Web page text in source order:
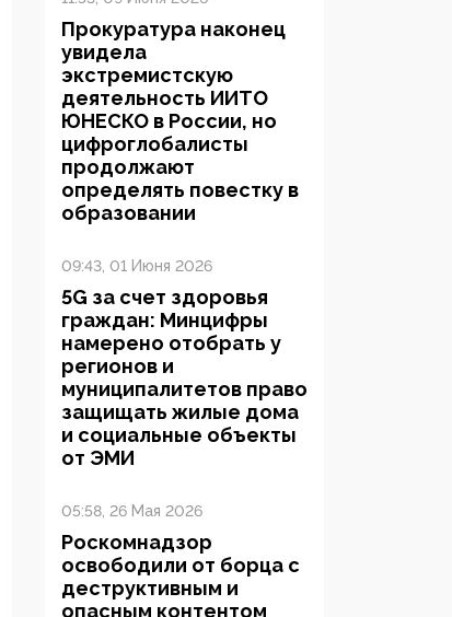
Прокуратура наконец
увидела
экстремистскую
деятельность ИИТО
ЮНЕСКО в России, но
цифроглобалисты
продолжают
определять повестку в
образовании
09:43, 01 Июня 2026
5G за счет здоровья
граждан: Минцифры
намерено отобрать у
регионов и
муниципалитетов право
защищать жилые дома
и социальные объекты
от ЭМИ
05:58, 26 Мая 2026
Роскомнадзор
освободили от борца с
деструктивным и
опасным контентом